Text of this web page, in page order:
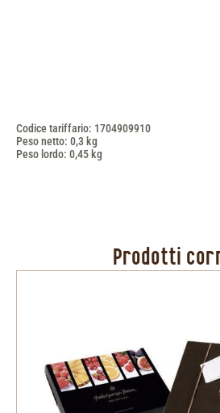
Codice tariffario: 1704909910
Peso netto: 0,3 kg
Peso lordo: 0,45 kg
Prodotti